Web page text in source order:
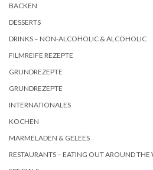
BACKEN
DESSERTS
DRINKS – NON-ALCOHOLIC & ALCOHOLIC
FILMREIFE REZEPTE
GRUNDREZEPTE
GRUNDREZEPTE
INTERNATIONALES
KOCHEN
MARMELADEN & GELEES
RESTAURANTS – EATING OUT AROUND THE